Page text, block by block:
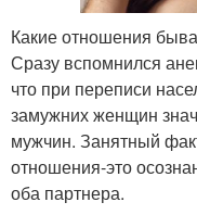
Какие отношения
Сразу вспомнился
что при переписи
замужних женщин
мужчин. Занятный
отношения-это
оба партнера.